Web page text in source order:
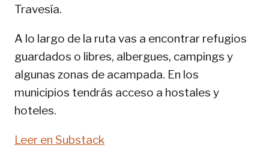
Travesía.
A lo largo de la ruta vas a encontrar refugios
guardados o libres, albergues, campings y
algunas zonas de acampada. En los
municipios tendrás acceso a hostales y
hoteles.
Leer en Substack